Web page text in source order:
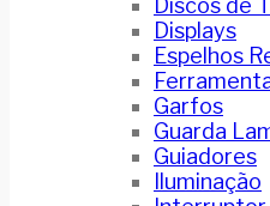
Discos de
Displays
Espelhos
Garfos
Guarda
Guiadores
Iluminação